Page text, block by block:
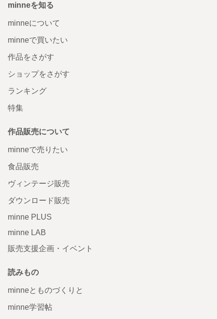
minneを知る
minneについて
minneで買いたい
作品をさがす
ショップをさがす
ランキング
特集
作品販売について
minneで売りたい
食品販売
ヴィンテージ販売
ダウンロード販売
minne PLUS
minne LAB
販売支援企画・イベント
読みもの
minneとものづくりと
minne学習帖